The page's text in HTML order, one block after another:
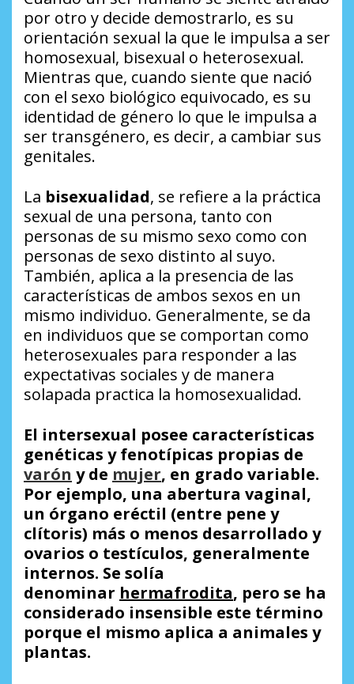
por otro y decide demostrarlo, es su
orientación sexual la que le impulsa a ser
homosexual, bisexual o heterosexual.
Mientras que, cuando siente que nació
con el sexo biológico equivocado, es su
identidad de género lo que le impulsa a
ser transgénero, es decir, a cambiar sus
genitales.
La bisexualidad, se refiere a la práctica
sexual de una persona, tanto con
personas de su mismo sexo como con
personas de sexo distinto al suyo.
También, aplica a la presencia de las
características de ambos sexos en un
mismo individuo. Generalmente, se da
en individuos que se comportan como
heterosexuales para responder a las
expectativas sociales y de manera
solapada practica la homosexualidad.
El intersexual posee características
genéticas y fenotípicas propias de
varón y de mujer, en grado variable.
Por ejemplo, una abertura vaginal,
un órgano eréctil (entre pene y
clítoris) más o menos desarrollado y
ovarios o testículos, generalmente
internos. Se solía
denominar hermafrodita, pero se ha
considerado insensible este término
porque el mismo aplica a animales y
plantas.